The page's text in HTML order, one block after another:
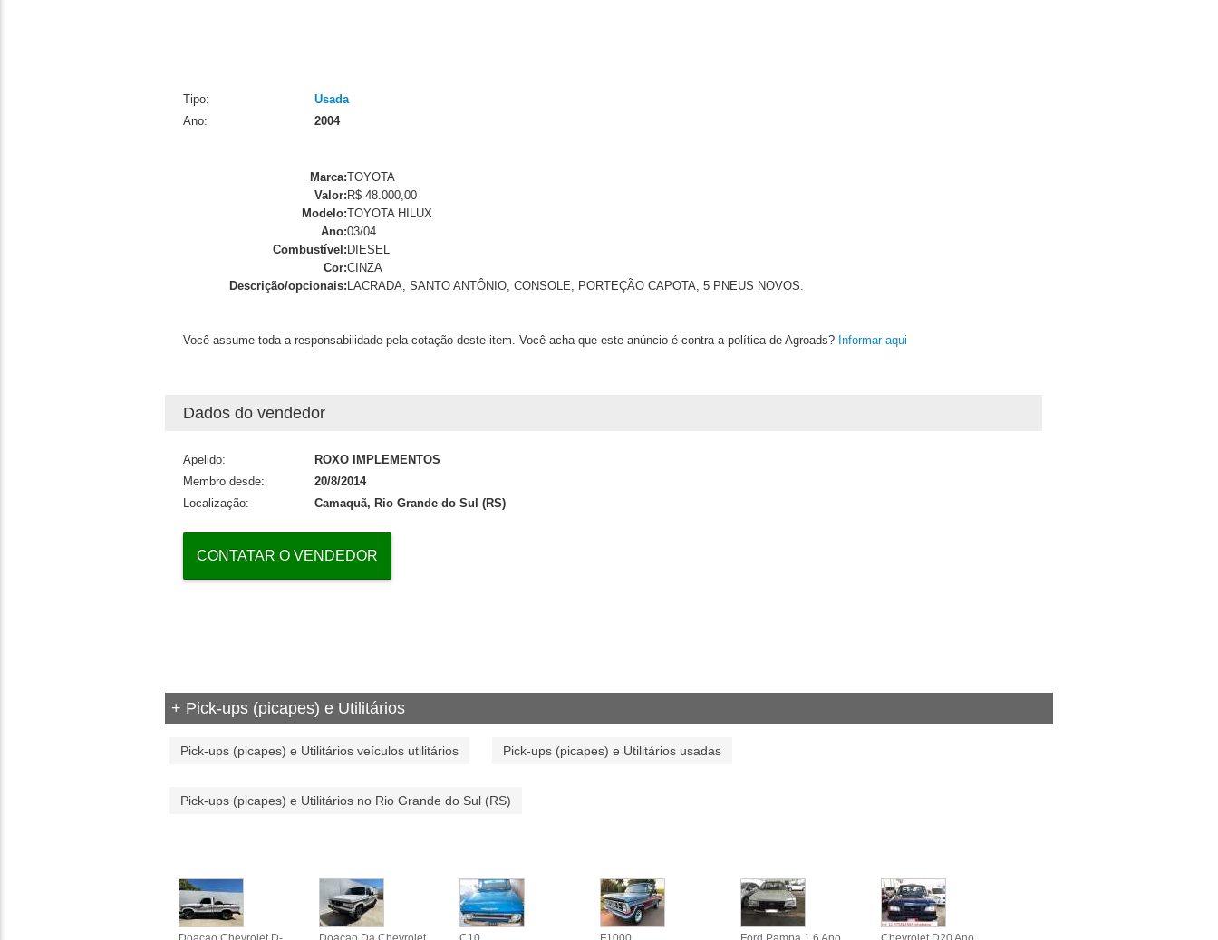
Tipo:
Usada
Ano:
2004
Marca:TOYOTA
Valor: R$ 48.000,00
Modelo:TOYOTA HILUX
Ano:03/04
Combustível: DIESEL
Cor:CINZA
Descrição/opcionais: LACRADA, SANTO ANTÔNIO, CONSOLE, PORTEÇÃO CAPOTA, 5 PNEUS NOVOS.
Você assume toda a responsabilidade pela cotação deste item. Você acha que este anúncio é contra a política de Agroads? Informar aqui
Dados do vendedor
Apelido:
ROXO IMPLEMENTOS
Membro desde:
20/8/2014
Localização:
Camaquã, Rio Grande do Sul (RS)
CONTATAR O VENDEDOR
+ Pick-ups (picapes) e Utilitários
Pick-ups (picapes) e Utilitários veículos utilitários Pick-ups (picapes) e Utilitários usadas
Pick-ups (picapes) e Utilitários no Rio Grande do Sul (RS)